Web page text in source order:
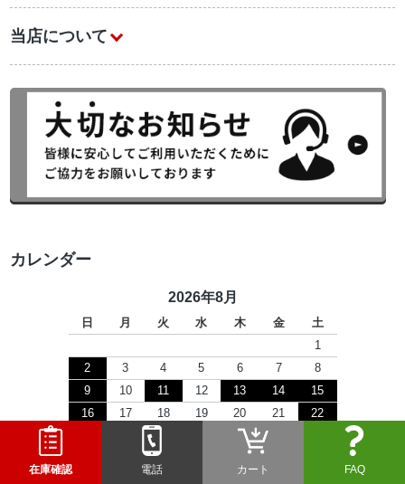
当店について
カレンダー
2026年8月
日 月 火 水 木 金
土
1
2
3 4 5 6 7
8
9
10 11 12 13 14
15
16
17 18 19 20 21
22
27
在庫確認
電話 カート FAQ